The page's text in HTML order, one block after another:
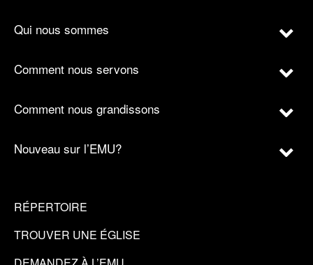
Qui nous sommes
Comment nous servons
Comment nous grandissons
Nouveau sur l’EMU?
RÉPERTOIRE
TROUVER UNE ÉGLISE